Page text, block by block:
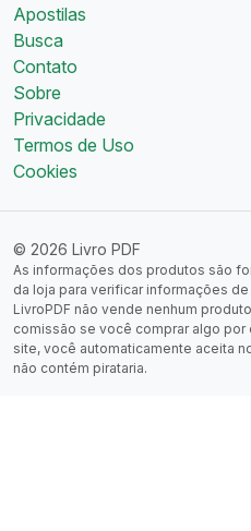
Apostilas
Busca
Contato
Sobre
Privacidade
Termos de Uso
Cookies
© 2026 Livro PDF
As informações dos produtos são
da loja para verificar informações
LivroPDF não vende nenhum
comissão se você comprar algo
site, você automaticamente aceita
não contém pirataria.